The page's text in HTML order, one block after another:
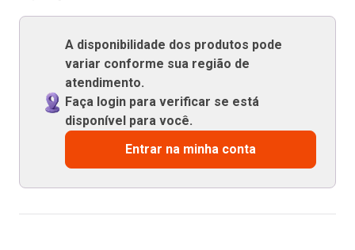
A disponibilidade dos produtos pode
variar conforme sua região de
atendimento.
Faça login para verificar se está
disponível para você.
Entrar na minha conta